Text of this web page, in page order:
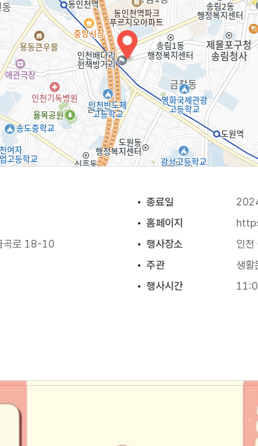
이승익PD, 윤성근 작가, 정우영 시인, 사해충 스튜
종료일
홈페이지
곡로 18-10 행사장소
인천
주관
생활
행사시간